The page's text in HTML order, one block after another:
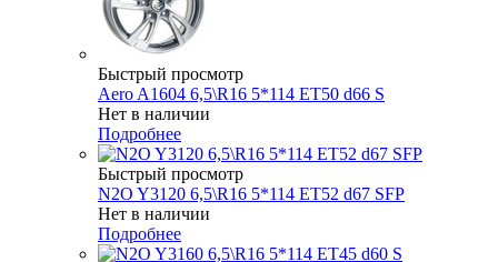
Быстрый просмотр
Aero A1604 6,5\R16 5*114 ET50 d66 S
Нет в наличии
Подробнее
Быстрый просмотр
N2O Y3120 6,5\R16 5*114 ET52 d67 SFP
Нет в наличии
Подробнее